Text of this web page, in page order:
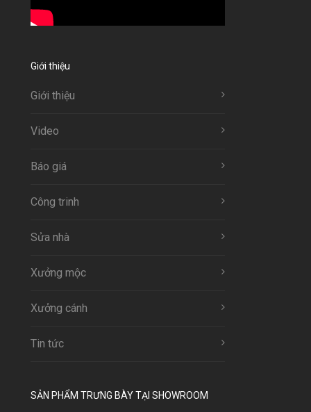
Giới thiệu
Giới thiệu
Video
Báo giá
Công trinh
Sửa nhà
Xưởng mộc
Xưởng cánh
Tin tức
SẢN PHẨM TRƯNG BÀY TẠI SHOWROOM